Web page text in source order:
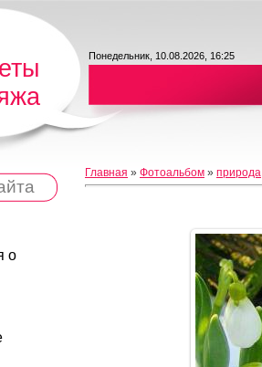
Понедельник, 10.08.2026, 16:25
о
Главная » Фотоальбом » природа